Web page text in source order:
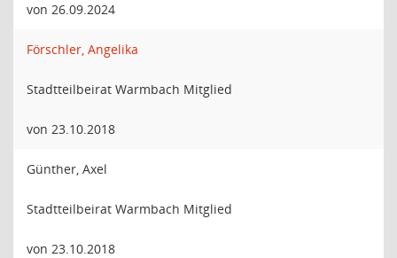
von 26.09.2024
Förschler, Angelika
Stadtteilbeirat Warmbach Mitglied
von 23.10.2018
Günther, Axel
Stadtteilbeirat Warmbach Mitglied
von 23.10.2018